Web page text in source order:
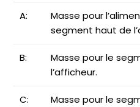
A:
Masse pour
segment haut de
B:
Masse pour le
l’afficheur.
C: Masse pour le